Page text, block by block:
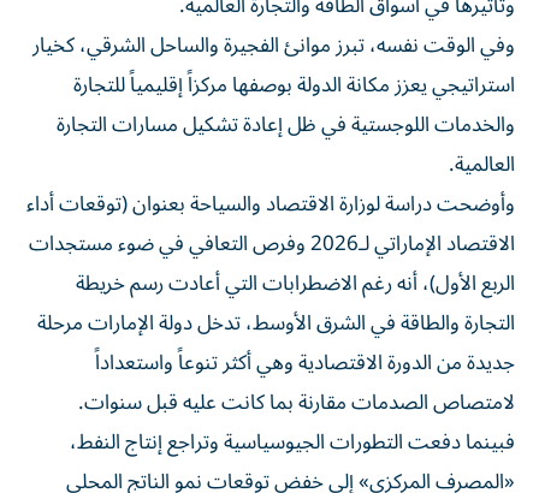
وفي الوقت نفسه، تبرز موانئ الفجيرة والساحل الشرقي، كخيار
استراتيجي يعزز مكانة الدولة بوصفها مركزاً إقليمياً للتجارة
والخدمات اللوجستية في ظل إعادة تشكيل مسارات التجارة
العالمية.
وأوضحت دراسة لوزارة الاقتصاد والسياحة بعنوان (توقعات أداء
الاقتصاد الإماراتي لـ2026 وفرص التعافي في ضوء مستجدات
الربع الأول)، أنه رغم الاضطرابات التي أعادت رسم خريطة
التجارة والطاقة في الشرق الأوسط، تدخل دولة الإمارات مرحلة
جديدة من الدورة الاقتصادية وهي أكثر تنوعاً واستعداداً
لامتصاص الصدمات مقارنة بما كانت عليه قبل سنوات.
فبينما دفعت التطورات الجيوسياسية وتراجع إنتاج النفط،
«المصرف المركزي» إلى خفض توقعات نمو الناتج المحلي